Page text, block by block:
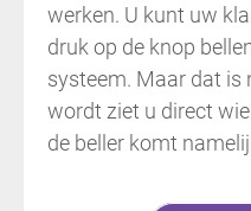
werken. U kunt uw
druk op de knop
systeem. Maar dat is
wordt ziet u direct
de beller komt